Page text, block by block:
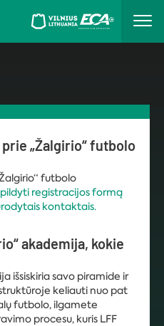
„Žalgirio“ futbolo
futbolo
registracijos formą
kontaktais.
akademija, kokie
išsiskiria savo piramide ir
keliauti nuo pat
futbolo, ilgamete
procesu, kuris LFF